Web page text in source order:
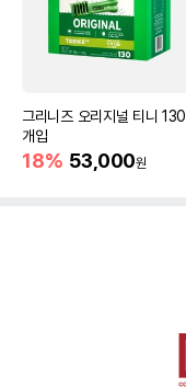
그리니즈 오리지널 티니 130
개입
18% 53,000원